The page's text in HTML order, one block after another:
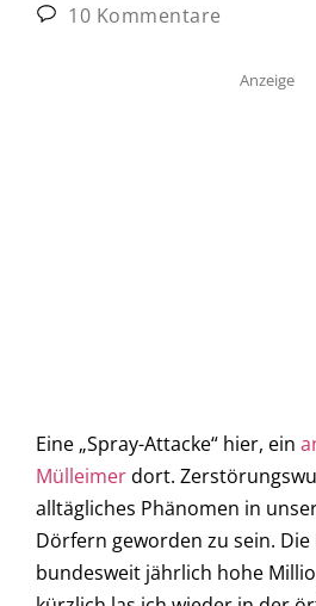
10 Kommentare
Anzeige
Eine „Spray-Attacke“ hier, ein
Mülleimerdort.
alltägliches Phänomen in
Dörfern geworden zu sein.
bundesweit jährlich hohe